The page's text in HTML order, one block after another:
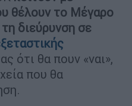
θέλουν το Μέγαρο
διεύρυνση σε
ότι θα πουν «ναι»,
που θα